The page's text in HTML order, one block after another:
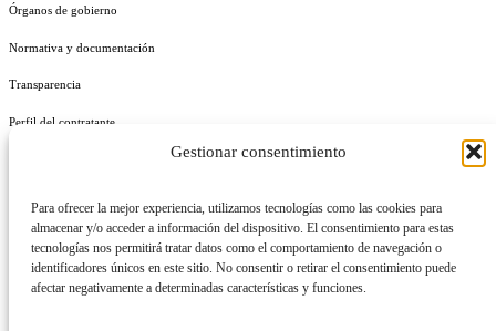
Gestionar consentimiento
Para ofrecer la mejor experiencia, utilizamos tecnologías como las cookies para
almacenar y/o acceder a información del dispositivo. El consentimiento para estas
tecnologías nos permitirá tratar datos como el comportamiento de navegación o
identificadores únicos en este sitio. No consentir o retirar el consentimiento puede
afectar negativamente a determinadas características y funciones.
Órganos de gobierno
Normativa y documentación
Transparencia
Perfil del contratante